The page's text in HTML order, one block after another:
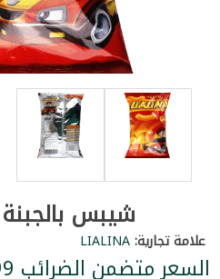
شيبس بالجبنة
علامة تجارية:LIALINA
السعر متضمن الضرائب ‏0.99 €